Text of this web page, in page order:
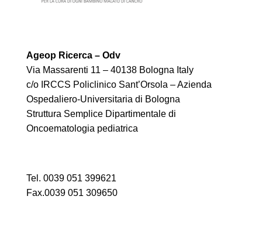
Ageop Ricerca – Odv
Via Massarenti 11 – 40138 Bologna Italy
c/o IRCCS Policlinico Sant’Orsola – Azienda
Ospedaliero-Universitaria di Bologna
Struttura Semplice Dipartimentale di
Oncoematologia pediatrica
Tel. 0039 051 399621
Fax.0039 051 309650